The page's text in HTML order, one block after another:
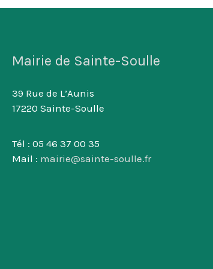
Mairie de Sainte-Soulle
39 Rue de L’Aunis
17220 Sainte-Soulle
Tél : 05 46 37 00 35
Mail : mairie@sainte-soulle.fr